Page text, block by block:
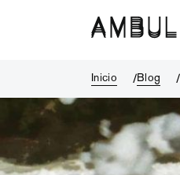
Inicio Blog